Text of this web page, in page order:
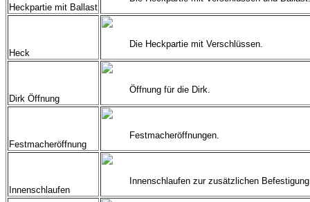
Heckpartie mit Ballast
Heck
Die Heckpartie mit Verschlüssen.
Dirk Öffnung
Öffnung für die Dirk.
Festmacheröffnung
Festmacheröffnungen.
Innenschlaufen
Innenschlaufen zur zusätzlichen